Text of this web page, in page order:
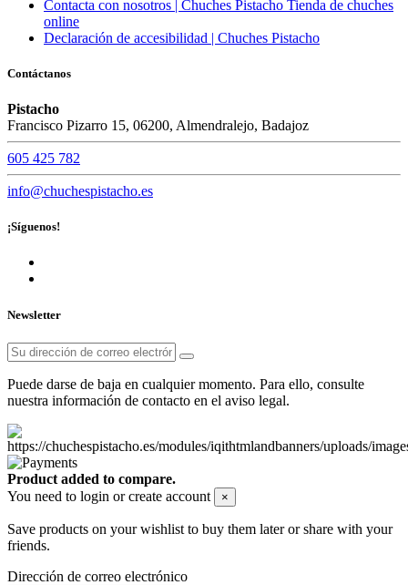
Contacta con nosotros | Chuches Pistacho Tienda de chuches
online
Declaración de accesibilidad | Chuches Pistacho
Contáctanos
Pistacho
Francisco Pizarro 15, 06200, Almendralejo, Badajoz
605 425 782
info@chuchespistacho.es
¡Síguenos!
Newsletter
Puede darse de baja en cualquier momento. Para ello, consulte
nuestra información de contacto en el aviso legal.
Product added to compare.
You need to login or create account
×
Save products on your wishlist to buy them later or share with your
friends.
Dirección de correo electrónico